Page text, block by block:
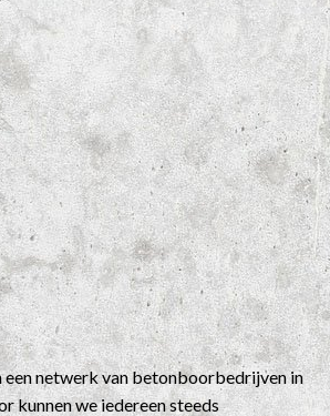
een netwerk van betonboorbedrijven in
kunnen we iedereen steeds